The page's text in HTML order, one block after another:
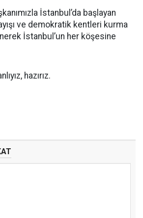
İstanbul’da başlayan
ve demokratik kentleri kurma
İstanbul’un her köşesine
hazırız.